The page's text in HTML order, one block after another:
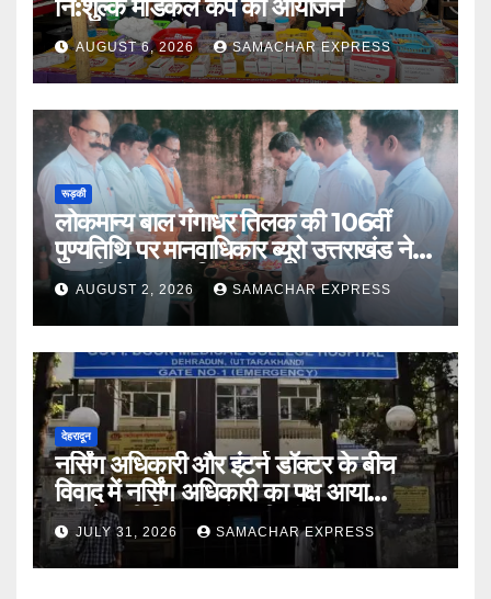
नि:शुल्क मेडिकल कैंप का आयोजन
AUGUST 6, 2026 SAMACHAR EXPRESS
रूड़की
लोकमान्य बाल गंगाधर तिलक की 106वीं
पुण्यतिथि पर मानवाधिकार ब्यूरो उत्तराखंड ने दी
भावभीनी श्रद्धांजलि
AUGUST 2, 2026 SAMACHAR EXPRESS
देहरादून
नर्सिंग अधिकारी और इंटर्न डॉक्टर के बीच
विवाद में नर्सिंग अधिकारी का पक्ष आया
सामने,करी निष्पक्ष जांच की मांग
JULY 31, 2026 SAMACHAR EXPRESS